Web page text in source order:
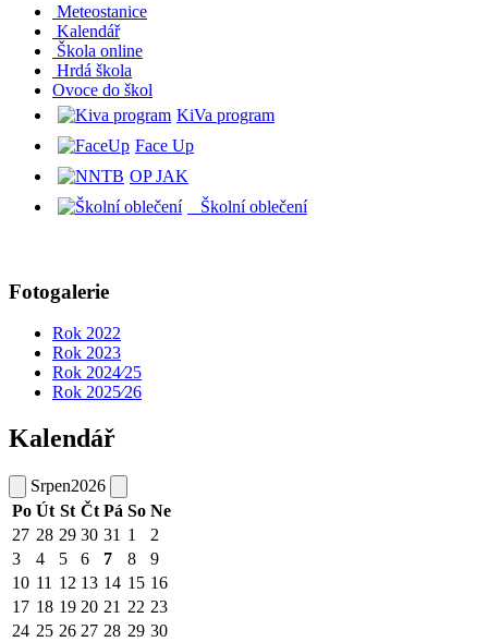
Meteostanice
Kalendář
Škola online
Hrdá škola
Ovoce do škol
KiVa program
Face Up
OP JAK
Školní oblečení
Fotogalerie
Rok 2022
Rok 2023
Rok 2024⁄25
Rok 2025⁄26
Kalendář
Srpen2026
Po Út St Čt Pá So Ne
27 28 29 30 31 1
2
3
4 5 6 7 8
9
10 11 12 13 14 15 16
17 18 19 20 21 22 23
24 25 26 27 28 29 30